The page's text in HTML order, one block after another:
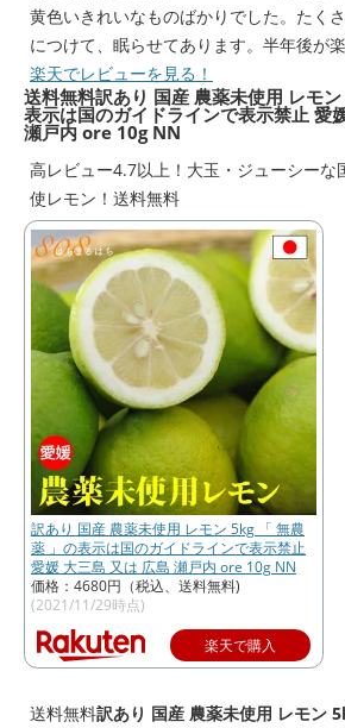
黄色いきれいなものばかりでした。たく
につけて、眠らせてあります。半年後が楽
楽天でレビューを見る！
送料無料訳あり 国産 農薬未使用 レモ
表示は国のガイドラインで表示禁止 愛
瀬戸内 ore 10g NN
高レビュー4.7以上！大玉・ジューシーな
使レモン！送料無料
訳あり 国産 農薬未使用 レモン 5kg 「 無農
薬 」の表示は国のガイドラインで表示禁止
愛媛 大三島 又は 広島 瀬戸内 ore 10g NN
価格：4680円（税込、送料無料)
(2021/11/29時点)
楽天で購入
送料無料訳あり 国産 農薬未使用 レモン